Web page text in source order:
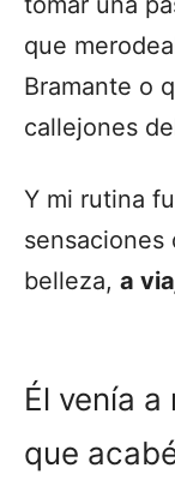
que
Bramante o
callejones
Y mi rutina
sensaciones
belleza, a
Él venía
que